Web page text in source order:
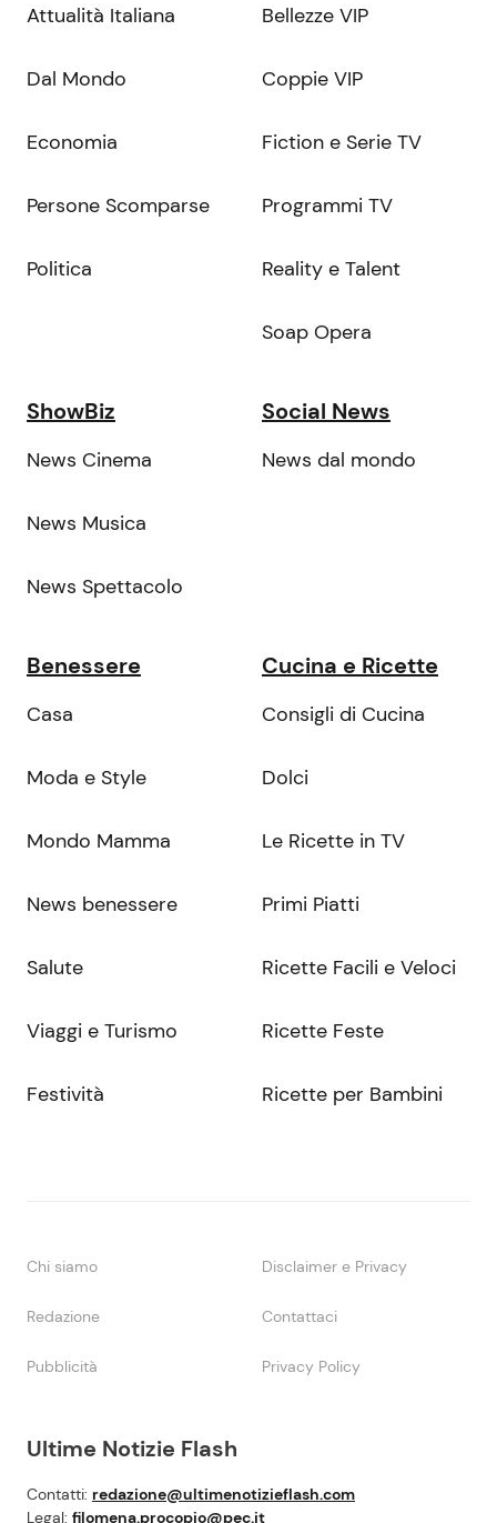
Ultime Notizie Flash
Contatti: redazione@ultimenotizieflash.com
Legal: filomena.procopio@pec.it
Attualità Italiana
Dal Mondo
Economia
Persone Scomparse
Politica
Bellezze VIP
Coppie VIP
Fiction e Serie TV
Programmi TV
Reality e Talent
Soap Opera
ShowBiz
News Cinema
News Musica
News Spettacolo
Social News
News dal mondo
Benessere
Casa
Moda e Style
Mondo Mamma
News benessere
Salute
Viaggi e Turismo
Festività
Cucina e Ricette
Consigli di Cucina
Dolci
Le Ricette in TV
Primi Piatti
Ricette Facili e Veloci
Ricette Feste
Ricette per Bambini
Chi siamo Disclaimer e Privacy
Redazione Contattaci
Pubblicità Privacy Policy